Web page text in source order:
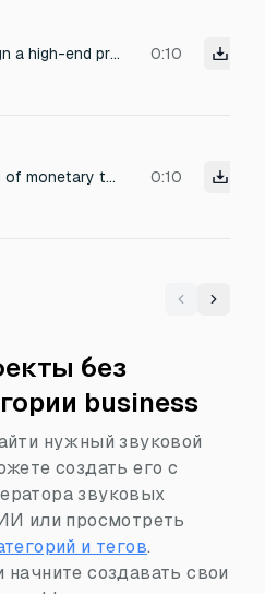
“Design a high-end professional money deposit sound for large transaction — start with a deep digital pulse, add a soft chime with metallic clarity, and finish with a confident cash ‘cha-ching’ echo. 0:10
sound of monetary transaction 0:10
Previous
Next
без
business
нужный звуковой
создать его с
звуковых
или просмотреть
и тегов.
начните создавать свои